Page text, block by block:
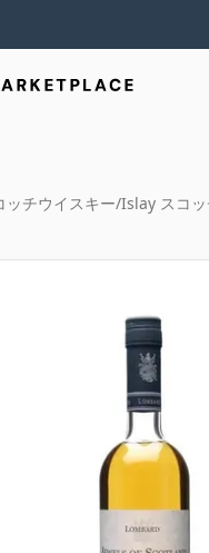
ッチウイスキー/Islay スコ